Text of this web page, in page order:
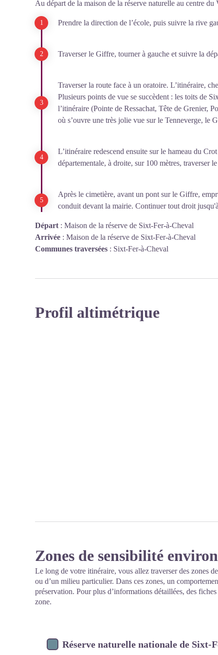
Au départ de la maison de la réserve naturelle au centre
Prendre la direction de l’école, puis suivre la rive
Traverser le Giffre, tourner à gauche et suivre la
Traverser la route face à un oratoire. L’itinéraire,
Plusieurs points de vue se succèdent : les toits de
l’itinéraire (Pointe de Ressachat, Tête de Grenier,
où s’ouvre une très jolie vue sur le Tenneverge, le
L’itinéraire redescend ensuite sur le hameau du
départementale, à droite, sur 100 mètres, traverser
Après le cimetière, avant un pont sur le Giffre,
conduit devant la mairie. Continuer tout droit
Départ : Maison de la réserve de Sixt-Fer-à-Cheval
Arrivée : Maison de la réserve de Sixt-Fer-à-Cheval
Communes traversées : Sixt-Fer-à-Cheval
Profil altimétrique
Zones de sensibilité
Le long de votre itinéraire, vous allez traverser des zones
ou d’un milieu particulier. Dans ces zones, un
préservation. Pour plus d’informations détaillées, des
zone.
Réserve naturelle nationale de Sixt-